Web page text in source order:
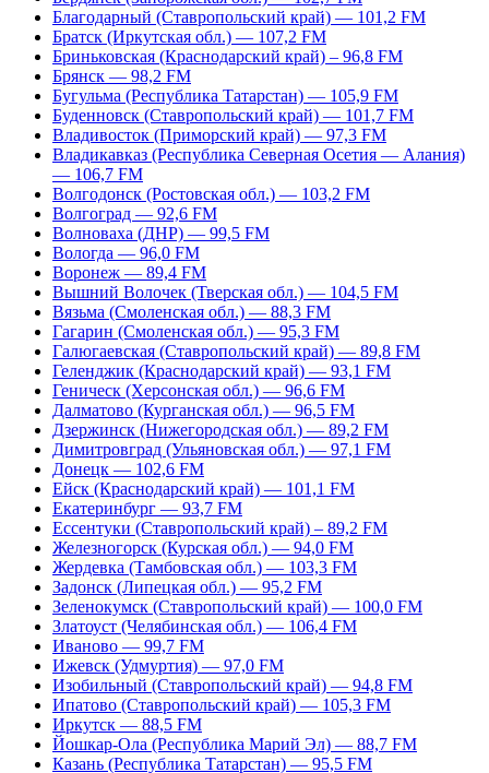
Благодарный (Ставропольский край) — 101,2 FM
Братск (Иркутская обл.) — 107,2 FM
Бриньковская (Краснодарский край) – 96,8 FM
Брянск — 98,2 FM
Бугульма (Республика Татарстан) — 105,9 FM
Буденновск (Ставропольский край) — 101,7 FM
Владивосток (Приморский край) — 97,3 FM
Владикавказ (Республика Северная Осетия — Алания)
— 106,7 FM
Волгодонск (Ростовская обл.) — 103,2 FM
Волгоград — 92,6 FM
Волноваха (ДНР) — 99,5 FM
Вологда — 96,0 FM
Воронеж — 89,4 FM
Вышний Волочек (Тверская обл.) — 104,5 FM
Вязьма (Смоленская обл.) — 88,3 FM
Гагарин (Смоленская обл.) — 95,3 FM
Галюгаевская (Ставропольский край) — 89,8 FM
Геленджик (Краснодарский край) — 93,1 FM
Геническ (Херсонская обл.) — 96,6 FM
Далматово (Курганская обл.) — 96,5 FM
Дзержинск (Нижегородская обл.) — 89,2 FM
Димитровград (Ульяновская обл.) — 97,1 FM
Донецк — 102,6 FM
Ейск (Краснодарский край) — 101,1 FM
Екатеринбург — 93,7 FM
Ессентуки (Ставропольский край) – 89,2 FM
Железногорск (Курская обл.) — 94,0 FM
Жердевка (Тамбовская обл.) — 103,3 FM
Задонск (Липецкая обл.) — 95,2 FM
Зеленокумск (Ставропольский край) — 100,0 FM
Златоуст (Челябинская обл.) — 106,4 FM
Иваново — 99,7 FM
Ижевск (Удмуртия) — 97,0 FM
Изобильный (Ставропольский край) — 94,8 FM
Ипатово (Ставропольский край) — 105,3 FM
Иркутск — 88,5 FM
Йошкар-Ола (Республика Марий Эл) — 88,7 FM
Казань (Республика Татарстан) — 95,5 FM